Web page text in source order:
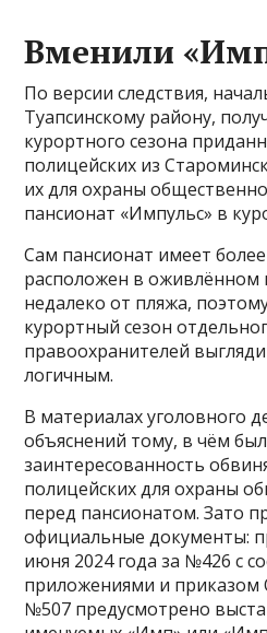
Вменили
По версии следствия,
Туапсинскому району,
курортного сезона
полицейских из
их для охраны
пансионат «Импульс» в
Сам пансионат имеет
расположен в оживлённом
недалеко от пляжа,
курортный сезон
правоохранителей
логичным.
В материалах уголовного
объяснений тому, в чём
заинтересованность
полицейских для охраны
перед пансионатом. Зато
официальные документы:
июня 2024 года за №426 с
приложениями и
№507 предусмотрено